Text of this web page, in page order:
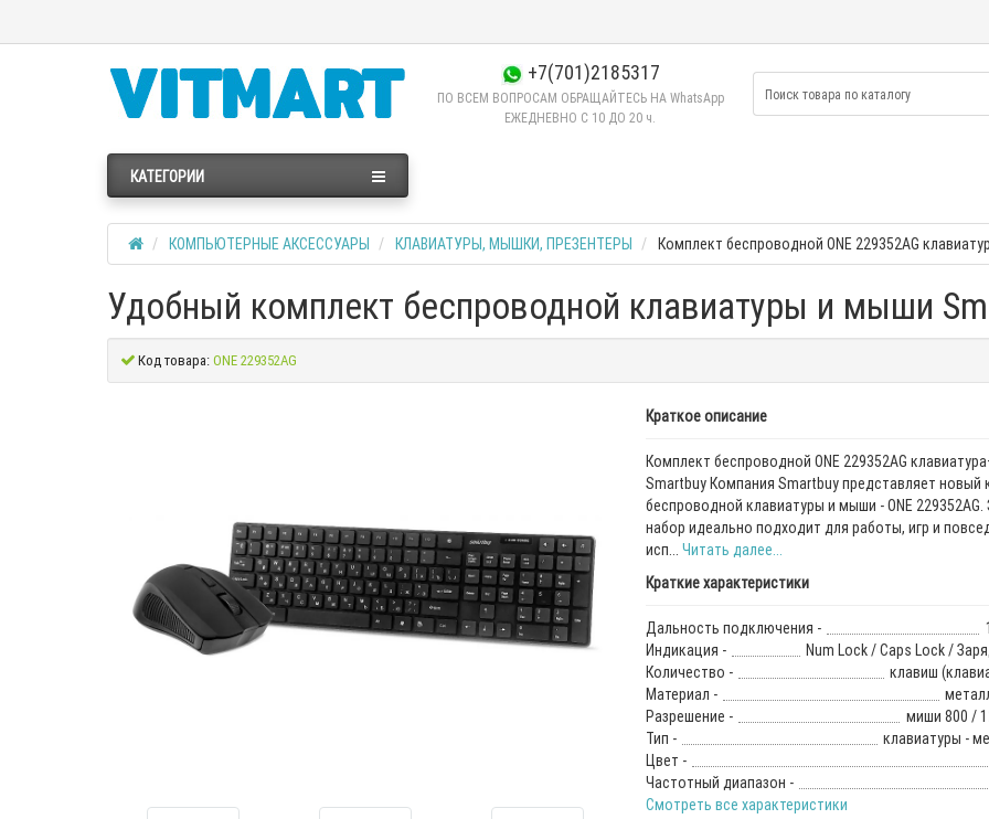
+7(701)2185317
ПО ВСЕМ ВОПРОСАМ ОБРАЩАЙТЕСЬ НА WhatsApp
ЕЖЕДНЕВНО C 10 ДО 20 ч.
КАТЕГОРИИ
КОМПЬЮТЕРНЫЕ АКСЕССУАРЫ КЛАВИАТУРЫ, МЫШКИ, ПРЕЗЕНТЕРЫ Комплект беспроводной ONE 229352AG
Удобный комплект беспроводной клавиатуры и мыши
Код товара:ONE 229352AG
Краткое описание
Комплект беспроводной ONE 229352AG
Smartbuy Компания Smartbuy представляет новый
беспроводной клавиатуры и мыши - ONE 229352AG.
набор идеально подходит для работы, игр и
исп... Читать далее...
Краткие характеристики
Дальность подключения -
Индикация -
Num Lock / Caps Lock /
Количество -
клавиш
Материал -
Разрешение -
миши 800 /
Тип -
клавиатуры -
Цвет -
Частотный диапазон -
Смотреть все характеристики